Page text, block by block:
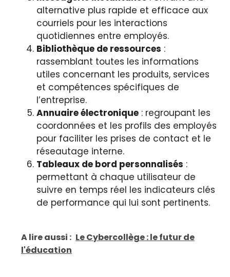
alternative plus rapide et efficace aux
courriels pour les interactions
quotidiennes entre employés.
Bibliothèque de ressources :
rassemblant toutes les informations
utiles concernant les produits, services
et compétences spécifiques de
l’entreprise.
Annuaire électronique : regroupant les
coordonnées et les profils des employés
pour faciliter les prises de contact et le
réseautage interne.
Tableaux de bord personnalisés :
permettant à chaque utilisateur de
suivre en temps réel les indicateurs clés
de performance qui lui sont pertinents.
A lire aussi : Le Cybercollège : le futur de
l'éducation